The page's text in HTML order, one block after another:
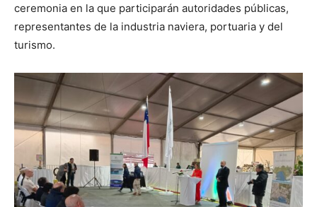
ceremonia en la que participarán autoridades públicas,
representantes de la industria naviera, portuaria y del
turismo.